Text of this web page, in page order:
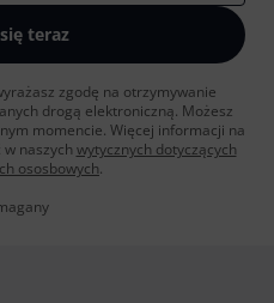
teraz
zgodę na otrzymywanie
drogą elektroniczną. Możesz
momencie. Więcej informacji na
naszych wytycznych dotyczących
ososbowych.